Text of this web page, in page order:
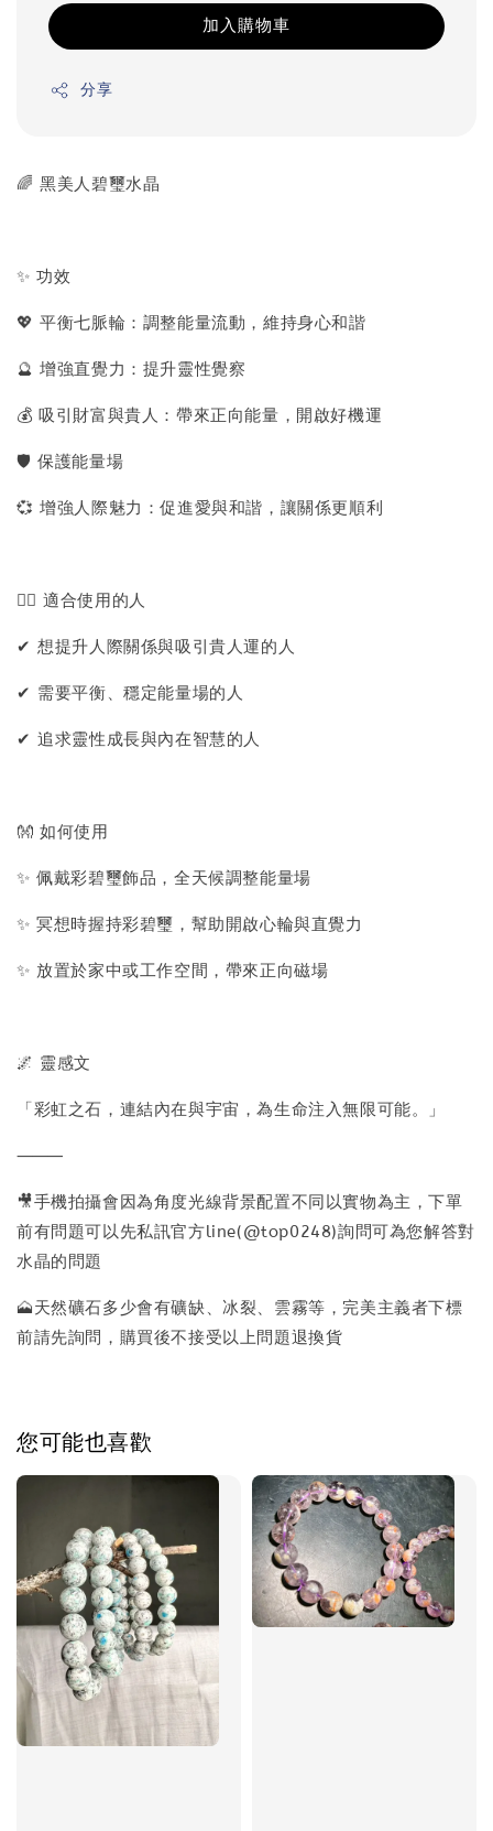
加入購物車
分享
🌈 黑美人碧璽水晶
✨ 功效
💖 平衡七脈輪：調整能量流動，維持身心和諧
🔮 增強直覺力：提升靈性覺察
💰 吸引財富與貴人：帶來正向能量，開啟好機運
🛡 保護能量場
💞 增強人際魅力：促進愛與和諧，讓關係更順利
🙋‍♀️ 適合使用的人
✔ 想提升人際關係與吸引貴人運的人
✔ 需要平衡、穩定能量場的人
✔ 追求靈性成長與內在智慧的人
👐 如何使用
✨ 佩戴彩碧璽飾品，全天候調整能量場
✨ 冥想時握持彩碧璽，幫助開啟心輪與直覺力
✨ 放置於家中或工作空間，帶來正向磁場
🌌 靈感文
「彩虹之石，連結內在與宇宙，為生命注入無限可能。」
⸻
🎥手機拍攝會因為角度光線背景配置不同以實物為主，下單
前有問題可以先私訊官方line(@top0248)詢問可為您解答對
水晶的問題
🗻天然礦石多少會有礦缺、冰裂、雲霧等，完美主義者下標
前請先詢問，購買後不接受以上問題退換貨
您可能也喜歡